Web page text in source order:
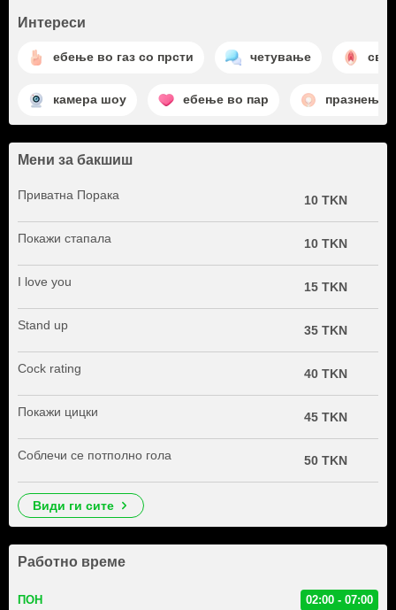
Интереси
ебење во газ со прсти четување
камера шоу ебење во пар празнење
Мени за бакшиш
Приватна Порака 10 TKN
Покажи стапала 10 TKN
I love you 15 TKN
Stand up 35 TKN
Cock rating 40 TKN
Покажи цицки 45 TKN
Соблечи се потполно гола 50 TKN
види ги сите
Работно време
ПОН 02:00 - 07:00